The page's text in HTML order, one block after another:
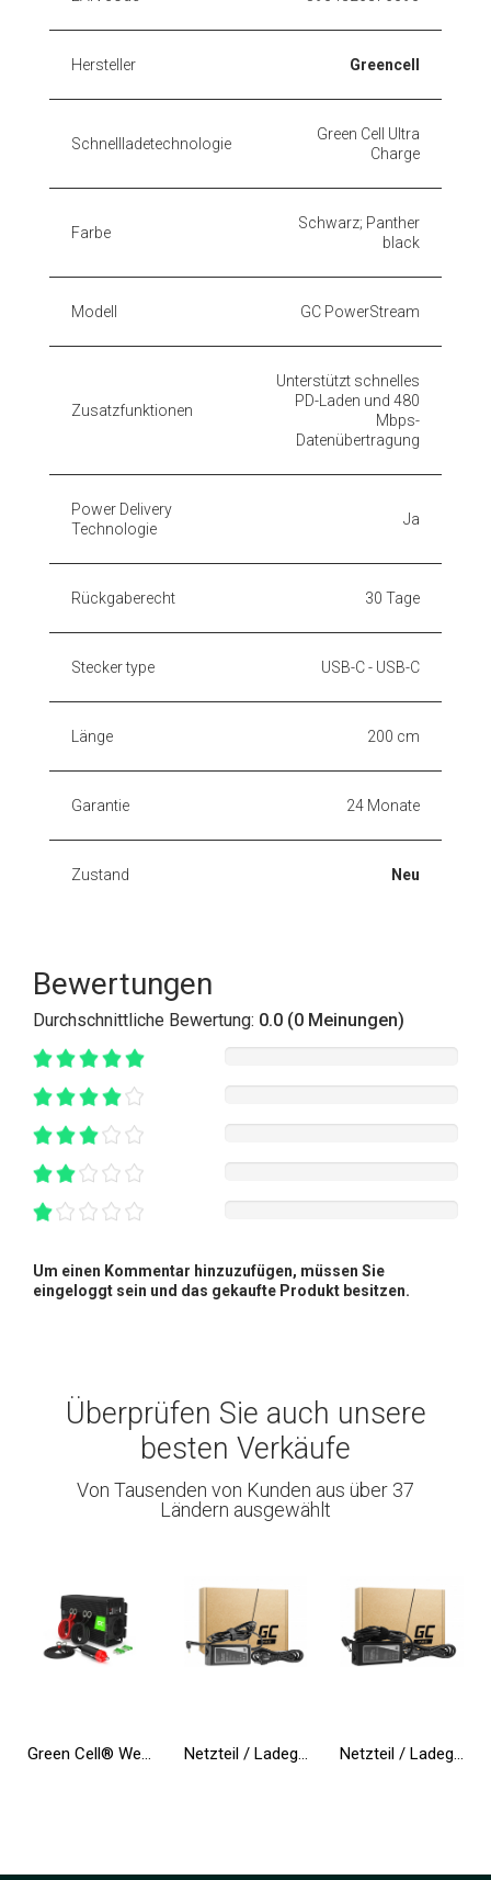
Hersteller Greencell
Schnellladetechnologie
Green Cell Ultra
Charge
Farbe
Schwarz; Panther
black
Modell GC PowerStream
Zusatzfunktionen
Unterstützt schnelles
PD-Laden und 480
Mbps-
Datenübertragung
Power Delivery
Technologie
Ja
Rückgaberecht 30 Tage
Stecker type USB-C - USB-C
Länge 200 cm
Garantie 24 Monate
Zustand Neu
Bewertungen
Durchschnittliche Bewertung: 0.0 (0 Meinungen)
Um einen Kommentar hinzuzufügen, müssen Sie
eingeloggt sein und das gekaufte Produkt besitzen.
Überprüfen Sie auch unsere
besten Verkäufe
Von Tausenden von Kunden aus über 37
Ländern ausgewählt
Green Cell® Wechselrichter Spannungswandler 24V auf 230V 500W/1000W Reiner sinus Netzteil / Ladegerät Green Cell PRO 20V 3.25A 65W für Lenovo IdeaPad 3, IdeaPad 5, 320-15 510-15 S145-14 S145-15 S340-14 S540-14 Netzteil / Ladegerät Green Cell PRO 19V 3.95A 75W für Toshiba Satellite C55 C660 C850 C855 C870 L650 L650D L655 L750 L750D L755